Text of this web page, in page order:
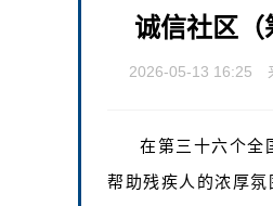
诚信社区（
2026-05-13 16:25
在第三十六个全
帮助残疾人的浓厚